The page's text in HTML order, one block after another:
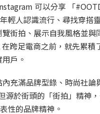
可以分享 「
輕人認識流行、尋找穿搭
街拍、展示自我風格並與
跨足電商之前，就先累積
戶。
充滿品牌型錄、時尚社論
源於街頭的「街拍」精神
性的品牌精神。